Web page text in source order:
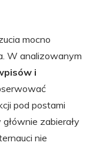
mocno
W analizowanym
i
pod postami
zabierały
nie